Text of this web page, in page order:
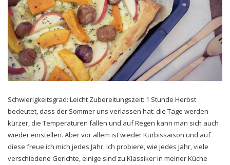
Schwierigkeitsgrad: Leicht Zubereitungszeit: 1 Stunde Herbst
bedeutet, dass der Sommer uns verlassen hat: die Tage werden
kürzer, die Temperaturen fallen und auf Regen kann man sich auch
wieder einstellen. Aber vor allem ist wieder Kürbissaison und auf
diese freue ich mich jedes Jahr. Ich probiere, wie jedes Jahr, viele
verschiedene Gerichte, einige sind zu Klassiker in meiner Küche